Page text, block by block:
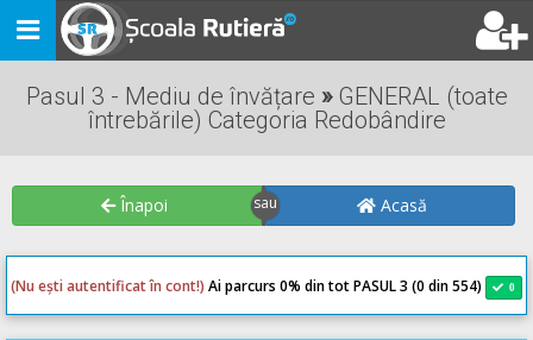
Toggle
navigation
Pasul 3 - Mediu de învățare »GENERAL (toate
întrebările) Categoria Redobândire
Înapoi Acasă
(Nu ești autentificat în cont!) Ai parcurs 0% din tot PASUL 3 (0 din 554) 0